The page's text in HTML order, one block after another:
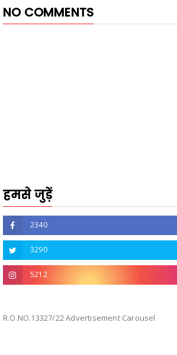
NO COMMENTS
हमसे जुड़ें
2340
3290
5212
R.O.NO.13327/22 Advertisement Carousel